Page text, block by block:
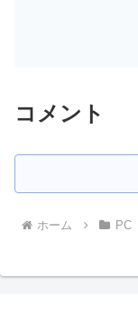
コメント
ホーム PC